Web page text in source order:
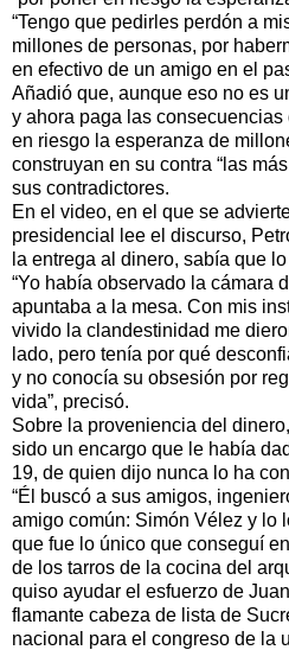
“Tengo que pedirles perdón a
millones de personas, por
en efectivo de un amigo en el
Añadió que, aunque eso no es
y ahora paga las consecuencias
en riesgo la esperanza de
construyan en su contra “las
sus contradictores.
En el video, en el que se
presidencial lee el discurso,
la entrega al dinero, sabía que
“Yo había observado la cámara
apuntaba a la mesa. Con mis
vivido la clandestinidad me
lado, pero tenía por qué
y no conocía su obsesión por
vida”, precisó.
Sobre la proveniencia del
sido un encargo que le había
19, de quien dijo nunca lo ha
“Él buscó a sus amigos,
amigo común: Simón Vélez y lo
que fue lo único que conseguí
de los tarros de la cocina del
quiso ayudar el esfuerzo de
flamante cabeza de lista de
nacional para el congreso de la